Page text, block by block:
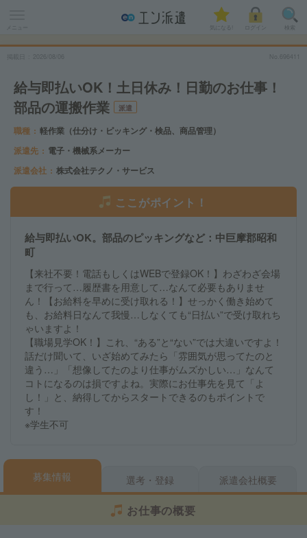
メニュー 気になる! 検索
No.696411
給与即払いOK！土日休み！日勤のお仕事！
部品の運搬作業
派遣
職種
軽作業（仕分け・ピッキング・検品、商品管理）
派遣先
電子・機械系メーカー
派遣会社
株式会社テクノ・サービス
ここがポイント！
給与即払いOK。部品のピッキングなど：中巨摩郡昭和
町
【来社不要！電話もしくはWEBで登録OK！】わざわざ会場
まで行って…履歴書を用意して…なんて必要もありませ
ん！【お給料を早めに受け取れる！】せっかく働き始めて
も、お給料日なんて我慢…しなくても“日払い”で受け取れち
ゃいますよ！
【職場見学OK！】これ、“ある”と“ない”では大違いですよ！
話だけ聞いて、いざ始めてみたら「雰囲気が思ってたのと
違う…」「想像してたのより仕事がムズかしい…」なんて
コトになるのは損ですよね。実際にお仕事先を見て「よ
し！」と、納得してからスタートできるのもポイントで
す！
※学生不可
募集情報 選考・登録 派遣会社概要
お仕事の概要